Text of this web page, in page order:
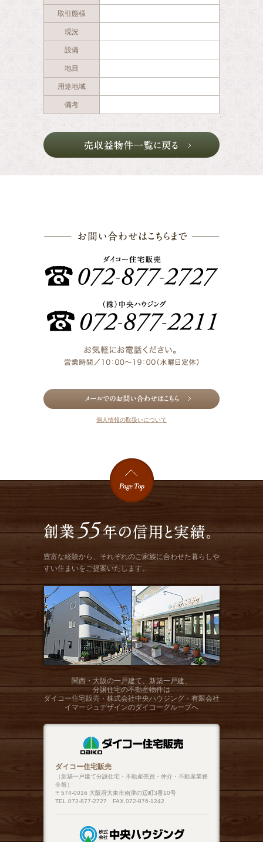
取引態様
現況
設備
地目
用途地域
備考
お問い合わ
個人情報の取扱いについて
豊富な経験から、それぞれのご家族に合わせた暮らしや
すい住まいをご提案いたします。
関西・大阪の一戸建て、新築一戸建、
分譲住宅の不動産物件は
ダイコー住宅販売・株式会社中央ハウジング・有限会社
イマージュデザインのダイコーグループへ
ダイコー住宅販売
（新築一戸建て分譲住宅・不動産売買・仲介・不動産業務
全般）
〒574-0016 大阪府大東市南津の辺町3番10号
TEL.072-877-2727 FAX.072-876-1242